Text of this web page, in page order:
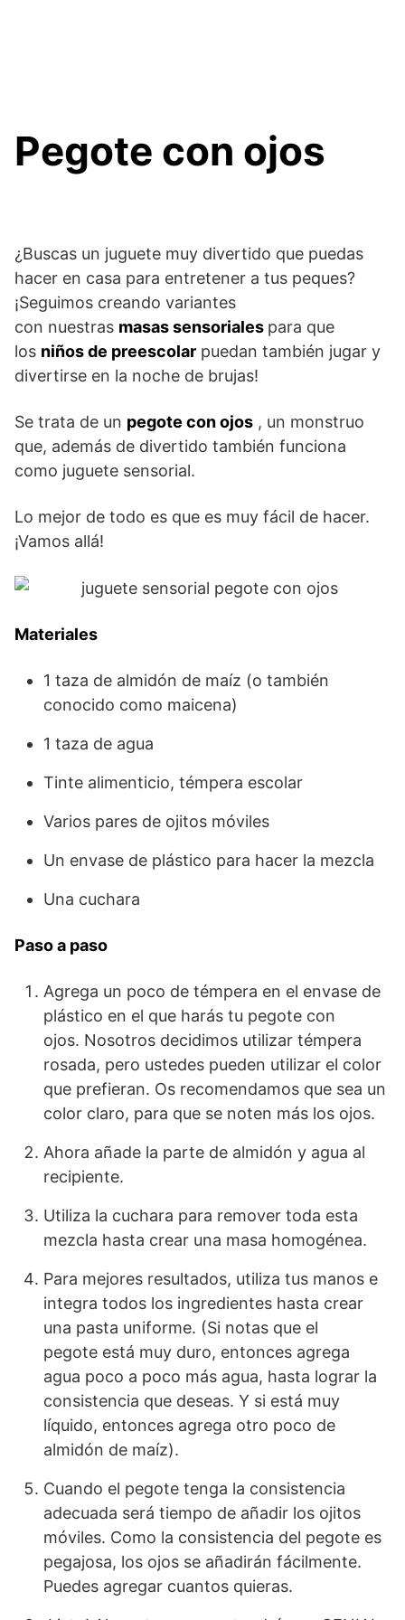
Pegote con ojos
¿Buscas un juguete muy divertido que puedas
hacer en casa para entretener a tus peques?
¡Seguimos creando variantes
con nuestras masas sensoriales para que
los niños de preescolar puedan también jugar y
divertirse en la noche de brujas!
Se trata de un pegote con ojos , un monstruo
que, además de divertido también funciona
como juguete sensorial.
Lo mejor de todo es que es muy fácil de hacer.
¡Vamos allá!
Materiales
1 taza de almidón de maíz (o también
conocido como maicena)
1 taza de agua
Tinte alimenticio, témpera escolar
Varios pares de ojitos móviles
Un envase de plástico para hacer la mezcla
Una cuchara
Paso a paso
Agrega un poco de témpera en el envase de
plástico en el que harás tu pegote con
ojos. Nosotros decidimos utilizar témpera
rosada, pero ustedes pueden utilizar el color
que prefieran. Os recomendamos que sea un
color claro, para que se noten más los ojos.
Ahora añade la parte de almidón y agua al
recipiente.
Utiliza la cuchara para remover toda esta
mezcla hasta crear una masa homogénea.
Para mejores resultados, utiliza tus manos e
integra todos los ingredientes hasta crear
una pasta uniforme. (Si notas que el
pegote está muy duro, entonces agrega
agua poco a poco más agua, hasta lograr la
consistencia que deseas. Y si está muy
líquido, entonces agrega otro poco de
almidón de maíz).
Cuando el pegote tenga la consistencia
adecuada será tiempo de añadir los ojitos
móviles. Como la consistencia del pegote es
pegajosa, los ojos se añadirán fácilmente.
Puedes agregar cuantos quieras.